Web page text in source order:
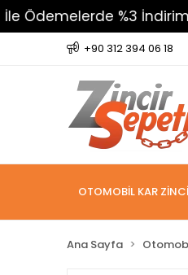
%3 İndirim. Tüm
+90 312 394 06 18
OTOMOBİL KAR
Ana Sayfa